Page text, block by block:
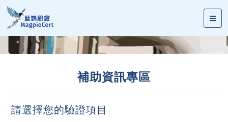
補助資訊專區
請選擇您的驗證項目